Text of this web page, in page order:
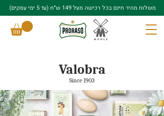
משלוח מהיר חינם בכל רכישה מעל 149 ש"ח (עד 5 ימי עסקים)
Valobra
Since 1903